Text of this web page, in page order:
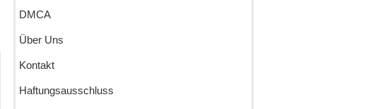
DMCA
Über Uns
Kontakt
Haftungsausschluss